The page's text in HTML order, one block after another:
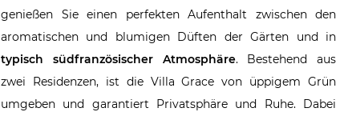
genießen Sie einen perfekten Aufenthalt zwischen den
aromatischen und blumigen Düften der Gärten und in
typisch südfranzösischer Atmosphäre. Bestehend aus
zwei Residenzen, ist die Villa Grace von üppigem Grün
umgeben und garantiert Privatsphäre und Ruhe. Dabei